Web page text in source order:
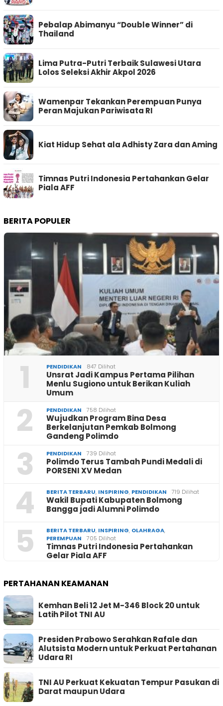
Pebalap Abimanyu “Double Winner” di
Thailand
Lima Putra-Putri Terbaik Sulawesi Utara
Lolos Seleksi Akhir Akpol 2026
Wamenpar Tekankan Perempuan Punya
Peran Majukan Pariwisata RI
Kiat Hidup Sehat ala Adhisty Zara dan Aming
Timnas Putri Indonesia Pertahankan Gelar
Piala AFF
BERITA POPULER
1 PENDIDIKAN 847 Dilihat
Unsrat Jadi Kampus Pertama Pilihan
Menlu Sugiono untuk Berikan Kuliah
Umum
2 PENDIDIKAN 758 Dilihat
Wujudkan Program Bina Desa
Berkelanjutan Pemkab Bolmong
Gandeng Polimdo
3 PENDIDIKAN 739 Dilihat
Polimdo Terus Tambah Pundi Medali di
PORSENI XV Medan
4 BERITA TERBARU, INSPIRING, PENDIDIKAN 719 Dilihat
Wakil Bupati Kabupaten Bolmong
Bangga jadi Alumni Polimdo
5 BERITA TERBARU, INSPIRING, OLAHRAGA,
PEREMPUAN
705 Dilihat
Timnas Putri Indonesia Pertahankan
Gelar Piala AFF
PERTAHANAN KEAMANAN
Kemhan Beli 12 Jet M-346 Block 20 untuk
Latih Pilot TNI AU
Presiden Prabowo Serahkan Rafale dan
Alutsista Modern untuk Perkuat Pertahanan
Udara RI
TNI AU Perkuat Kekuatan Tempur Pasukan di
Darat maupun Udara